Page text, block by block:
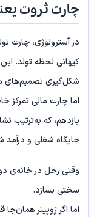
چارت ثروت
در آسترولوژی، چارت
کیهانی لحظه‌ تولد.
شکل‌گیری تصمیم‌های
اما چارت مالی تمرکز
یازدهم، که به‌ترتیب
جایگاه شغلی و درآمد
وقتی زحل در خانه‌ی
سختی بسازد.
اما اگر ژوپیتر